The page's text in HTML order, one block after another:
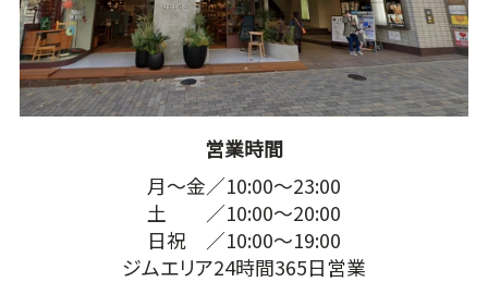
営業時間
月～金／10:00～23:00
土 ／10:00～20:00
日祝 ／10:00～19:00
ジムエリア24時間365日営業